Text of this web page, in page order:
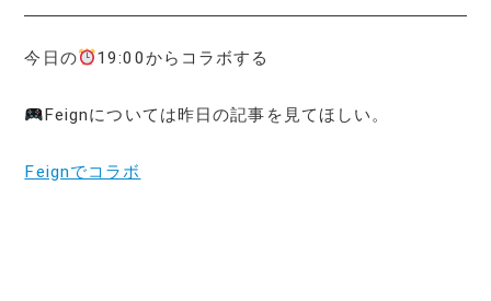
今日の 19:00からコラボする
Feignについては昨日の記事を見てほしい。
Feignでコラボ